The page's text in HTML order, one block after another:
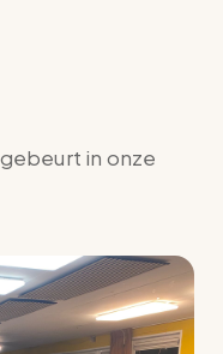
in onze